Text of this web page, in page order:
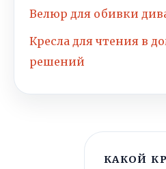
Велюр для обивки
Кресла для чтения в
решений
КАКОЙ